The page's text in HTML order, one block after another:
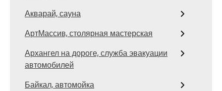
Акварай, сауна
АртМассив, столярная мастерская
Архангел на дороге, служба эвакуации
автомобилей
Байкал, автомойка